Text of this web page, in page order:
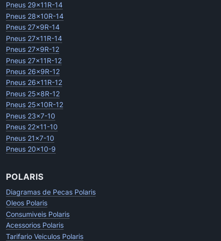
Pneus 29x11R-14
Pneus 28x10R-14
Pneus 27x9R-14
Pneus 27x11R-14
Pneus 27x9R-12
Pneus 27x11R-12
Pneus 26x9R-12
Pneus 26x11R-12
Pneus 25x8R-12
Pneus 25x10R-12
Pneus 23x7-10
Pneus 22x11-10
Pneus 21x7-10
Pneus 20x10-9
POLARIS
Diagramas de Pecas Polaris
Oleos Polaris
Consumiveis Polaris
Acessorios Polaris
Tarifario Veiculos Polaris